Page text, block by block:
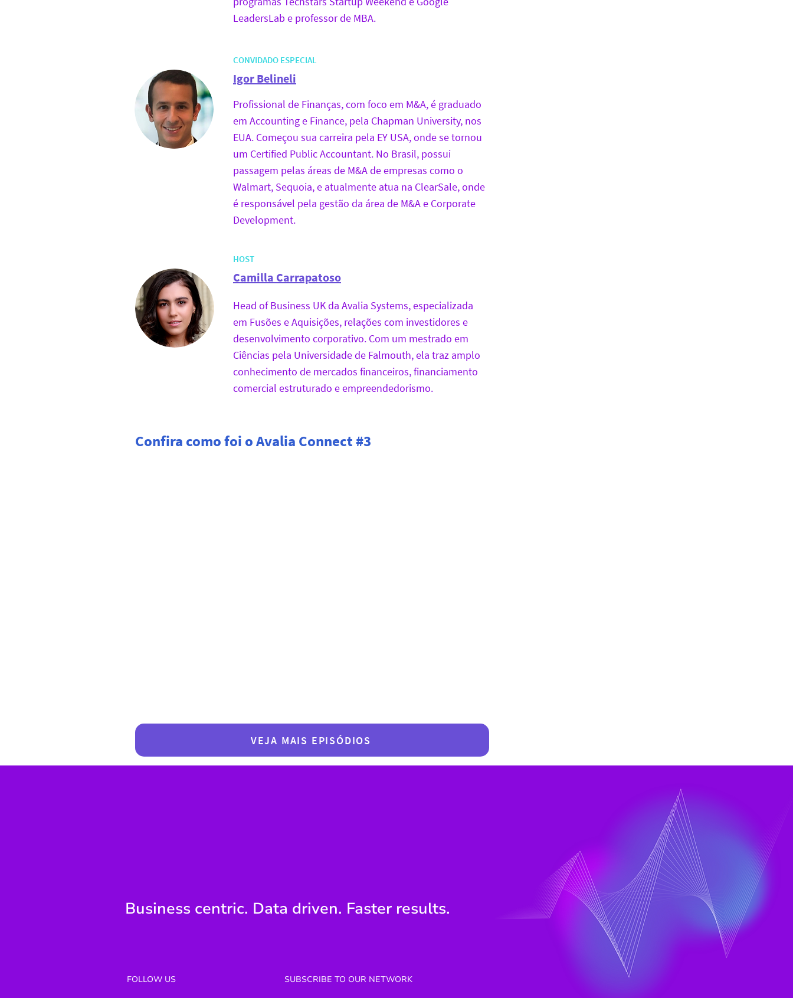
LeadersLab e professor de MBA.
CONVIDADO ESPECIAL
Igor Belineli
Profissional de Finanças, com foco em M&A, é graduado
em Accounting e Finance, pela Chapman University, nos
EUA. Começou sua carreira pela EY USA, onde se tornou
um Certified Public Accountant. No Brasil, possui
passagem pelas áreas de M&A de empresas como o
Walmart, Sequoia, e atualmente atua na ClearSale, onde
é responsável pela gestão da área de M&A e Corporate
Development.
HOST
Camilla Carrapatoso
Head of Business UK da Avalia Systems, especializada
em Fusões e Aquisições, relações com investidores e
desenvolvimento corporativo. Com um mestrado em
Ciências pela Universidade de Falmouth, ela traz amplo
conhecimento de mercados financeiros, financiamento
comercial estruturado e empreendedorismo.
Confira como foi o Avalia Connect #3
VEJA MAIS EPISÓDIOS
Business centric. Data driven. Faster results.
FOLLOW US SUBSCRIBE TO OUR NETWORK